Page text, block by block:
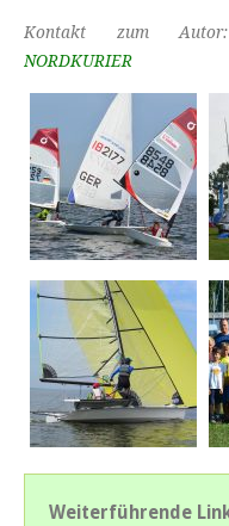
Kontakt zum Autor:
NORDKURIER
Weiterführende